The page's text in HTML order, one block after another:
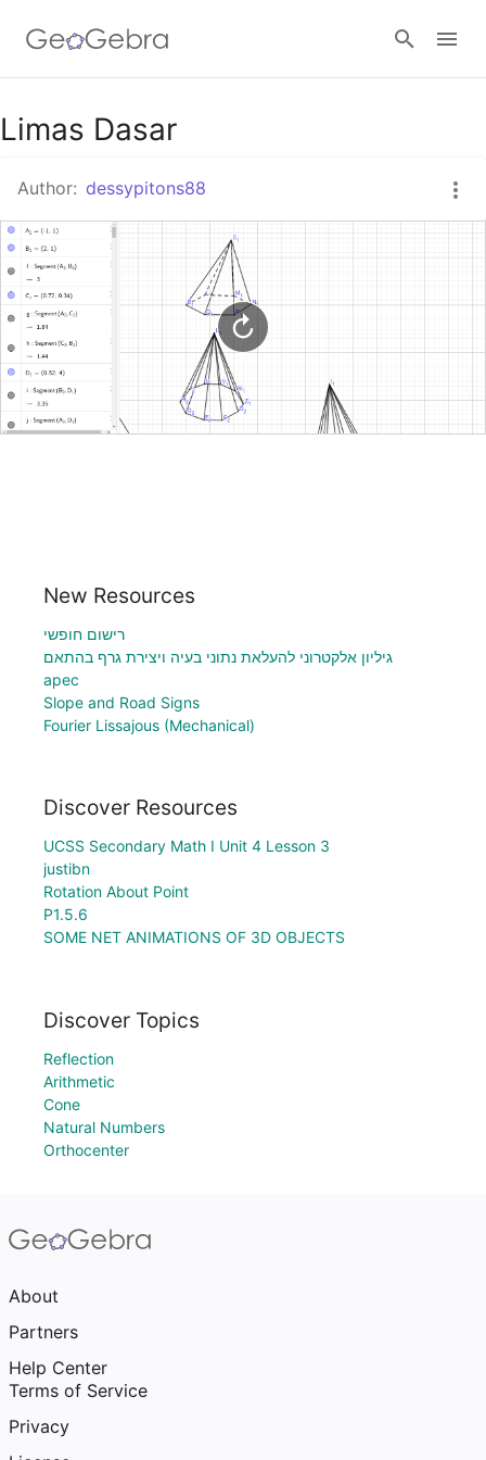
Google Classroom
GeoGebra Classroom
Sign in
Limas Dasar
Author: dessypitons88
New Resources
רישום חופשי
גיליון אלקטרוני להעלאת נתוני בעיה ויצירת גרף בהתאם
apec
Slope and Road Signs
Fourier Lissajous (Mechanical)
Discover Resources
UCSS Secondary Math I Unit 4 Lesson 3
justibn
Rotation About Point
P1.5.6
SOME NET ANIMATIONS OF 3D OBJECTS
Discover Topics
Reflection
Arithmetic
Cone
Natural Numbers
Orthocenter
About
Partners
Help Center
Terms of Service
Privacy